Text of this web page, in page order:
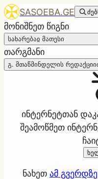
SASOEBA.GE
მონიშნეთ წიგნი
სახარებაჲ მათესი
თარგმანი
გ. მთაწმინდელის
ინტერნეტთან
შეამოწმეთ
ნახეთ ამ გვერდზე